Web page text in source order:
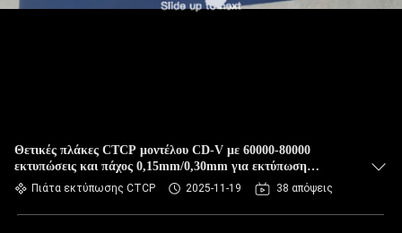
Θετικές πλάκες CTCP μοντέλου CD-V με 60000-80000
εκτυπώσεις και πάχος 0,15mm/0,30mm για εκτύπωση
Computer To Plate
Πιάτα εκτύπωσης CTCP 2025-11-19 38 απόψεις